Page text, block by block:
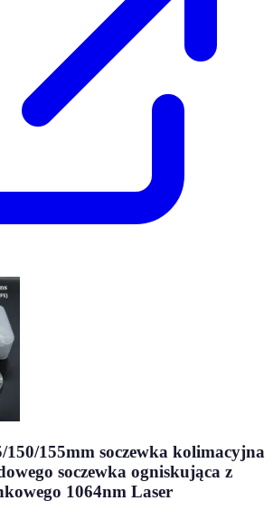
150/155mm soczewka kolimacyjna
soczewka ogniskująca z
1064nm Laser